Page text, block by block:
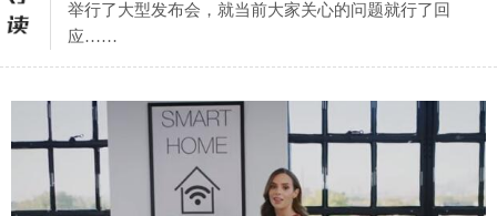
举行了大型发布会，就当前大家关心的问题就行了回
应……